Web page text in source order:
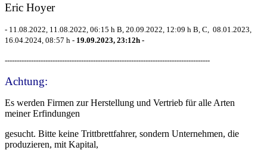
Eric Hoyer
- 11.08.2022, 11.08.2022, 06:15 h B, 20.09.2022, 12:09 h B, C, 08.01.2023,
16.04.2024, 08:57 h - 19.09.2023, 23:12h -
--------------------------------------------------------------------------------------
Achtung:
Es werden Firmen zur Herstellung und Vertrieb für alle Arten
meiner Erfindungen
gesucht. Bitte keine Trittbrettfahrer, sondern Unternehmen, die
produzieren, mit Kapital,